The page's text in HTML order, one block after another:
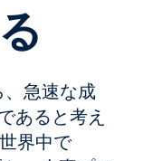
急速な成
あると考え
界中で